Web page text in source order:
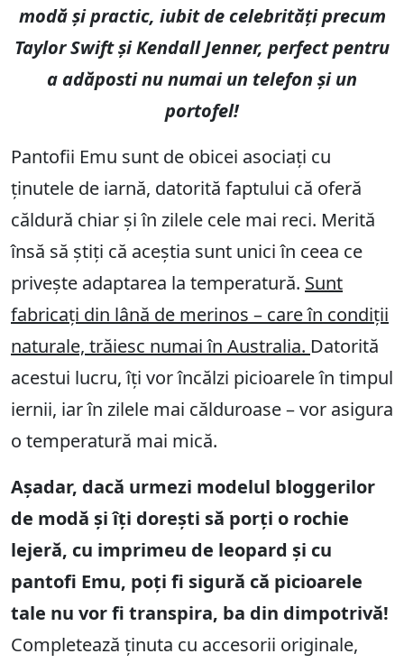
modă și practic, iubit de celebrități precum
Taylor Swift și Kendall Jenner, perfect pentru
a adăposti nu numai un telefon și un
portofel!
Pantofii Emu sunt de obicei asociați cu
ținutele de iarnă, datorită faptului că oferă
căldură chiar și în zilele cele mai reci. Merită
însă să știți că aceștia sunt unici în ceea ce
privește adaptarea la temperatură. Sunt
fabricați din lână de merinos – care în condiții
naturale, trăiesc numai în Australia. Datorită
acestui lucru, îți vor încălzi picioarele în timpul
iernii, iar în zilele mai călduroase – vor asigura
o temperatură mai mică.
Așadar, dacă urmezi modelul bloggerilor
de modă și îți dorești să porți o rochie
lejeră, cu imprimeu de leopard și cu
pantofi Emu, poți fi sigură că picioarele
tale nu vor fi transpira, ba din dimpotrivă!
Completează ținuta cu accesorii originale,